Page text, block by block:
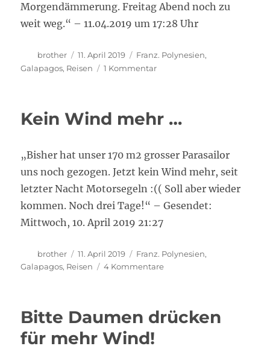
Morgendämmerung. Freitag Abend noch zu
weit weg.“ – 11.04.2019 um 17:28 Uhr
Autor
brother
Veröffentlicht
am
11. April 2019 Kategorien
Franz. Polynesien,
Galapagos, Reisen 1 Kommentarzu
in
Kein Wind mehr …
„Bisher hat unser 170 m2 grosser Parasailor
uns noch gezogen. Jetzt kein Wind mehr, seit
letzter Nacht Motorsegeln :(( Soll aber wieder
kommen. Noch drei Tage!“ – Gesendet:
Mittwoch, 10. April 2019 21:27
Autor
brother
Veröffentlicht
am
11. April 2019 Kategorien
Franz. Polynesien,
Galapagos, Reisen 4 Kommentarezu
…
Bitte Daumen drücken
für mehr Wind!